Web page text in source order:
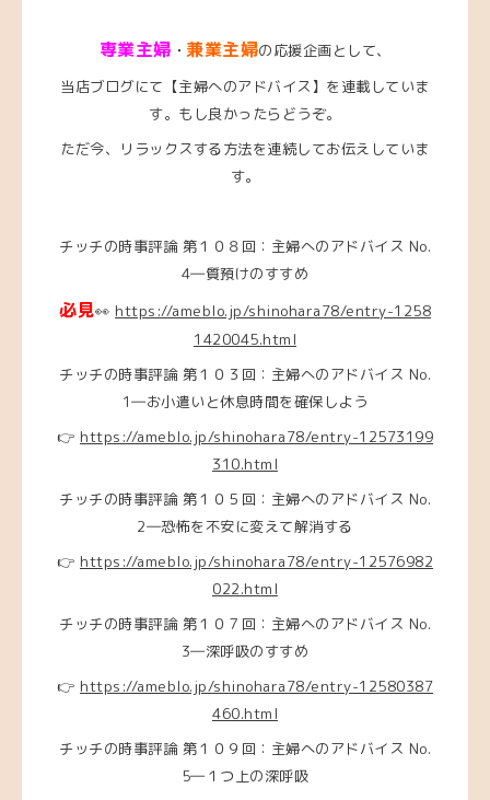
専業主婦 ・ 兼業主婦の応援企画として、
当店ブログにて【主婦へのアドバイス】を連載していま
す。もし良かったらどうぞ。
ただ今、リラックスする方法を連続してお伝えしていま
す。
チッチの時事評論 第１０８回：主婦へのアドバイス No.
4―質預けのすすめ
必見👀 https://ameblo.jp/shinohara78/entry-1258
1420045.html
チッチの時事評論 第１０３回：主婦へのアドバイス No.
1―お小遣いと休息時間を確保しよう
👉 https://ameblo.jp/shinohara78/entry-12573199
310.html
チッチの時事評論 第１０５回：主婦へのアドバイス No.
2―恐怖を不安に変えて解消する
👉 https://ameblo.jp/shinohara78/entry-12576982
022.html
チッチの時事評論 第１０７回：主婦へのアドバイス No.
3―深呼吸のすすめ
👉 https://ameblo.jp/shinohara78/entry-12580387
460.html
チッチの時事評論 第１０９回：主婦へのアドバイス No.
5―１つ上の深呼吸